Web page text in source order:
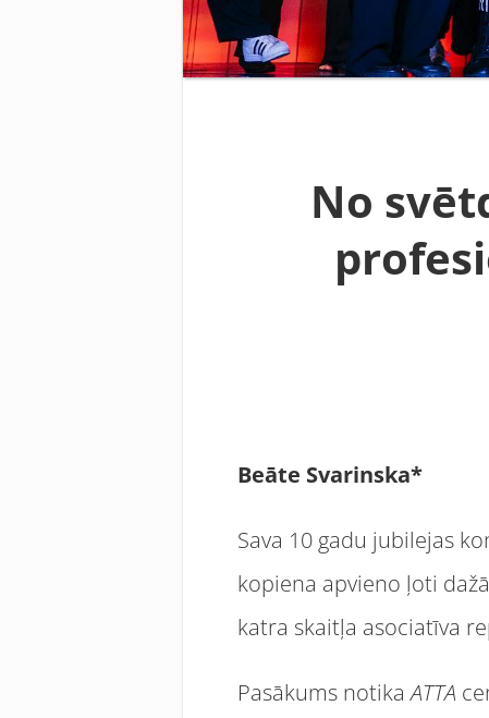
No
Beāte Svarinska*
Sava 10 gadu jubilejas
kopiena apvieno ļoti
katra skaitļa asociatīva
Pasākums notikaATTA